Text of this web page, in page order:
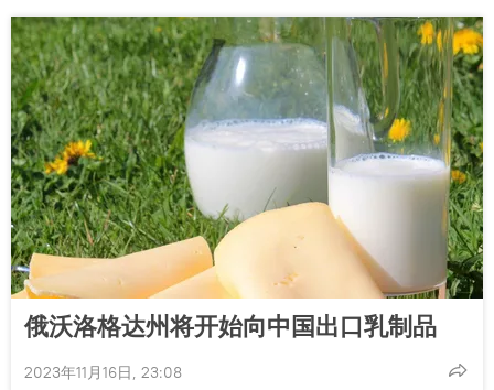
俄沃洛格达州将开始向中国出口乳制品
2023年11月16日, 23:08